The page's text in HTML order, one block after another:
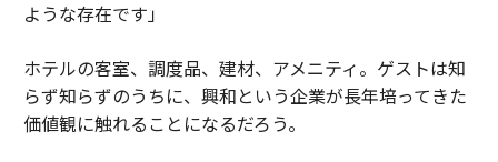
ような存在です」
ホテルの客室、調度品、建材、アメニティ。ゲストは知
らず知らずのうちに、興和という企業が長年培ってきた
価値観に触れることになるだろう。